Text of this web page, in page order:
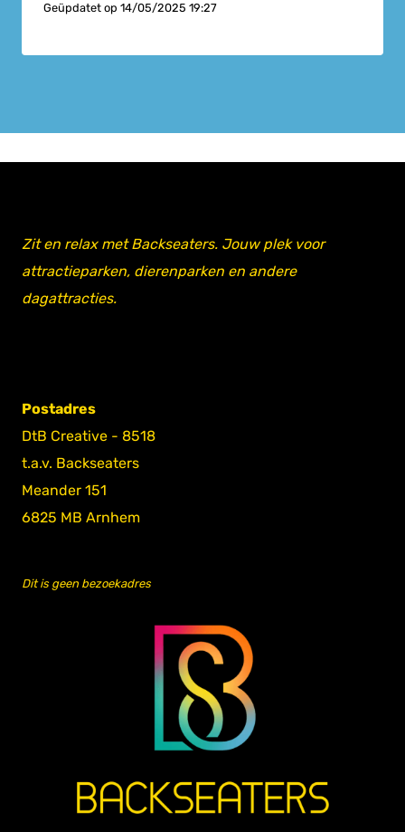
Geüpdatet op 14/05/2025 19:27
Zit en relax met Backseaters. Jouw plek voor
attractieparken, dierenparken en andere
dagattracties.
Postadres
DtB Creative - 8518
t.a.v. Backseaters
Meander 151
6825 MB Arnhem
Dit is geen bezoekadres